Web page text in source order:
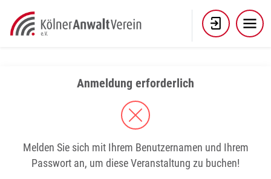
content
Anmeldung erforderlich
Melden Sie sich mit Ihrem Benutzernamen und Ihrem
Passwort an, um diese Veranstaltung zu buchen!